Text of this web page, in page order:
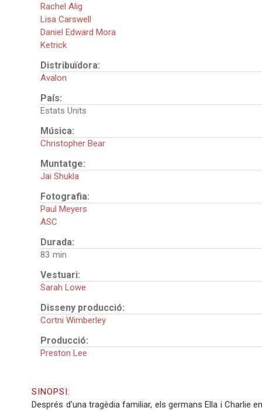
Rachel Alig
Lisa Carswell
Daniel Edward Mora
Ketrick
Distribuïdora:
Avalon
País:
Estats Units
Música:
Christopher Bear
Muntatge:
Jai Shukla
Fotografia:
Paul Meyers
ASC
Durada:
83
Vestuari:
Sarah Lowe
Disseny producció:
Cortni Wimberley
Producció:
Preston Lee
SINOPSI:
Després d'una tragèdia familiar, els germans Ella i Charlie